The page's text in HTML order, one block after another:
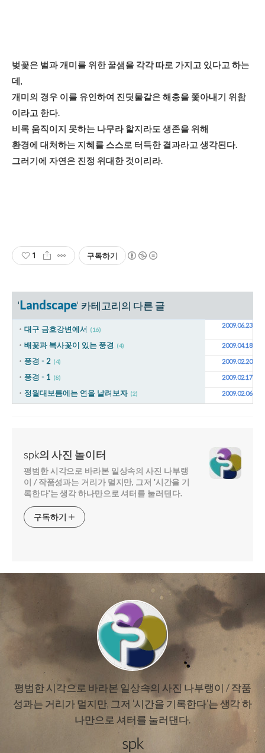
벚꽃은 벌과 개미를 위한 꿀샘을 각각 따로 가지고 있다고 하는
데,
개미의 경우 이를 유인하여 진딧물같은 해충을 쫓아내기 위함
이라고 한다.
비록 움직이지 못하는 나무라 할지라도 생존을 위해
환경에 대처하는 지혜를 스스로 터득한 결과라고 생각된다.
그러기에 자연은 진정 위대한 것이리라.
1 구독하기
'Landscape' 카테고리의 다른 글
대구 금호강변에서 (16)
2009.06.23
배꽃과 복사꽃이 있는 풍경 (4) 2009.04.18
풍경 - 2 (4) 2009.02.20
풍경 - 1 (8) 2009.02.17
정월대보름에는 연을 날려보자 (2) 2009.02.06
spk의 사진 놀이터
평범한 시각으로 바라본 일상속의 사진 나부랭
이 / 작품성과는 거리가 멀지만, 그저 '시간을 기
록한다'는 생각 하나만으로 셔터를 눌러댄다.
구독하기
평범한 시각으로 바라본 일상속의 사진 나부랭이 / 작품
성과는 거리가 멀지만, 그저 '시간을 기록한다'는 생각 하
나만으로 셔터를 눌러댄다.
spk